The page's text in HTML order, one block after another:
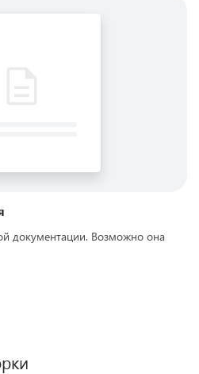
документации. Возможно она